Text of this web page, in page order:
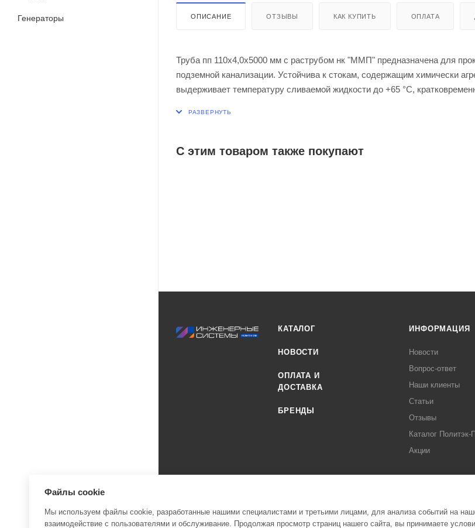
Генераторы ОПИСАНИЕ ОТЗЫВЫ КАК КУПИТЬ ОПЛАТА
Труба пп 110х4,0х5000 мм с раструбом нк "ММП" предназначена для
подземной канализации. Устойчива к стокам, содержащим химически
выдерживает температуру сливаемой жидкости до +65 °C,
С этим товаром также покупают
КАТАЛОГ
НОВОСТИ
ОПЛАТА И
ДОСТАВКА
БРЕНДЫ
ИНФОРМАЦИЯ
Новости
Вопрос-ответ
Наши клиенты
Статьи
Отзывы
Каталог Политэк-
Акции
Файлы cookie
Мы используем файлы cookie, разработанные нашими специалистами и третьими лицами, для анализа событий на
взаимодействие с пользователями и обслуживание. Продолжая просмотр страниц нашего сайта, вы принимаете